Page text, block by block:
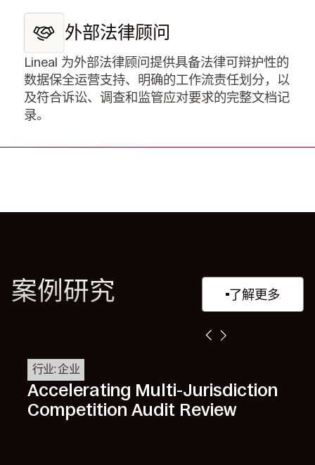
外部法律顾问
Lineal 为外部法律顾问提供具备法律可辩护性的
数据保全运营支持、明确的工作流责任划分，以
及符合诉讼、调查和监管应对要求的完整文档记
录。
案例研究 了解更多
行业: 企业
Accelerating Multi-Jurisdiction
Competition Audit Review